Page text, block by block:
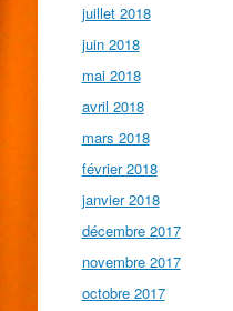
juillet 2018
juin 2018
mai 2018
avril 2018
mars 2018
février 2018
janvier 2018
décembre 2017
novembre 2017
octobre 2017